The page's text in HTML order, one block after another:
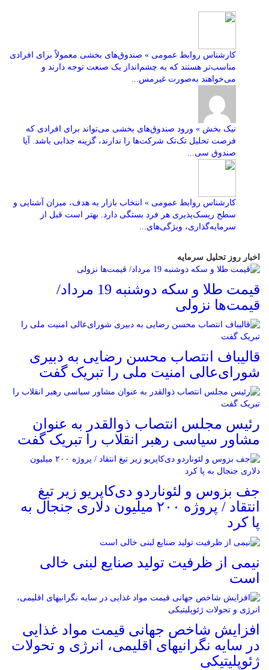
کارشناس روابط عمومی » صندوق‌های بخشی معمولاً برای افرادی
مناسب‌تر هستند که به چشم‌انداز یک صنعت توجه دارند و
می‌خواهند به‌صورت غیرمس...
نیک بخش » ورود صندوق‌های بخشی می‌تواند برای افرادی که
فرصت تحلیل تک‌تک شرکت‌ها را ندارند، گزینه جذابی باشد. آیا
صندوق سی...
کارشناس روابط عمومی » انتخاب بازار به هدف، میزان آشنایی و
سطح ریسک‌پذیری هر فرد بستگی دارد. بهتر است قبل از
سرمایه‌گذاری، ویژگی‌های...
اخبار روز تحلیل سرمایه
قیمت طلا و سکه دوشنبه 19 مرداد/
قیمت‌ها نزولی
قالیباف انتصاب محسن رضایی به دبیری
شورای‌عالی امنیت ملی را تبریک گفت
رئیس مجلس انتصاب ذوالقدر به عنوان
مشاور سیاسی رهبر انقلاب را تبریک گفت
جف بزوس و لئوناردو دی‌کاپریو زیر تیغ
انتقاد / پروژه ۲۰۰ میلیون دلاری جنجال به
پا کرد
نیمی از ظرفیت تولید صنایع لبنی خالی
است
افزایش شاخص جهانی قیمت مواد غذایی
در سایه نگرانیهای اقلیمی، انرژی و تحولات
ژئوپلیتیکی